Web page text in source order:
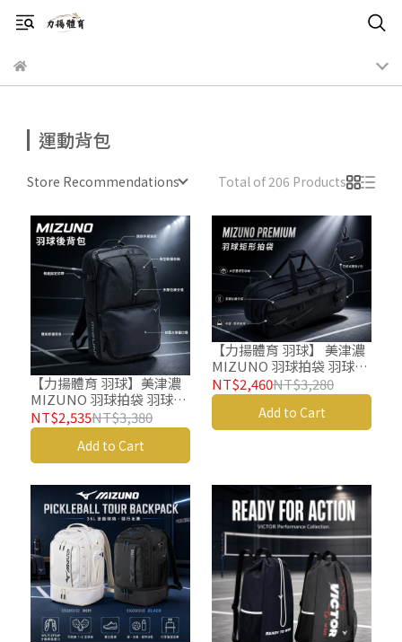
運動背包
Store Recommendations Total of 206 Products
【力揚體育 羽球】美津濃
MIZUNO 羽球拍袋 羽球背
包 矩形袋 73TDB50199 羽
球後背包
NT$2,535NT$3,380
Add to Cart
【力揚體育 羽球】 美津濃
MIZUNO 羽球拍袋 羽球背
包 矩形袋 73TDD50299 矩
形包
NT$2,460NT$3,280
Add to Cart